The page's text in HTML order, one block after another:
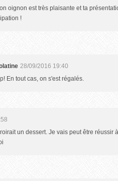
oignon est très plaisante et ta
!
28/09/2016 19:40
En tout cas, on s'est régalés.
un dessert. Je vais peut être réussir